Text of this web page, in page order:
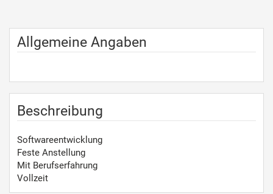
Allgemeine Angaben
Beschreibung
Softwareentwicklung
Feste Anstellung
Mit Berufserfahrung
Vollzeit